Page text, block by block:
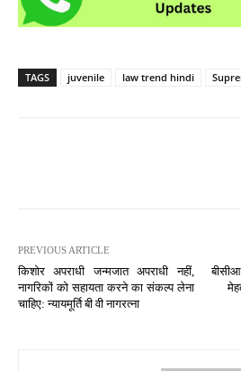
TAGS juvenile law trend hindi
PREVIOUS ARTICLE
किशोर अपराधी जन्मजात अपराधी नहीं,
नागरिकों को सहायता करने का संकल्प लेना
चाहिए: न्यायमूर्ति बी वी नागरत्ना